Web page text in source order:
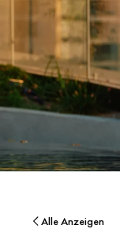
Alle Anzeigen